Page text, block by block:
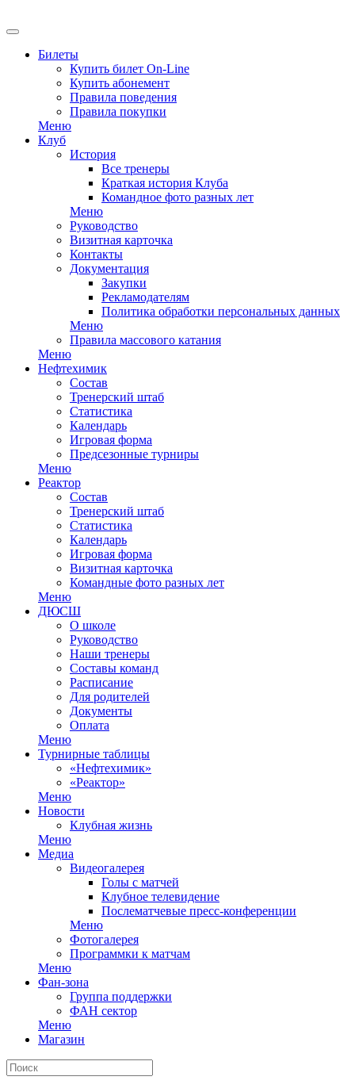
Билеты
Купить билет On-Line
Купить абонемент
Правила поведения
Правила покупки
Меню
Клуб
История
Все тренеры
Краткая история Клуба
Командное фото разных лет
Меню
Руководство
Визитная карточка
Контакты
Документация
Закупки
Рекламодателям
Политика обработки персональных данных
Меню
Правила массового катания
Меню
Нефтехимик
Состав
Тренерский штаб
Статистика
Календарь
Игровая форма
Предсезонные турниры
Меню
Реактор
Состав
Тренерский штаб
Статистика
Календарь
Игровая форма
Визитная карточка
Командные фото разных лет
Меню
ДЮСШ
О школе
Руководство
Наши тренеры
Составы команд
Расписание
Для родителей
Документы
Оплата
Меню
Турнирные таблицы
«Нефтехимик»
«Реактор»
Меню
Новости
Клубная жизнь
Меню
Медиа
Видеогалерея
Голы с матчей
Клубное телевидение
Послематчевые пресс-конференции
Меню
Фотогалерея
Программки к матчам
Меню
Фан-зона
Группа поддержки
ФАН сектор
Меню
Магазин